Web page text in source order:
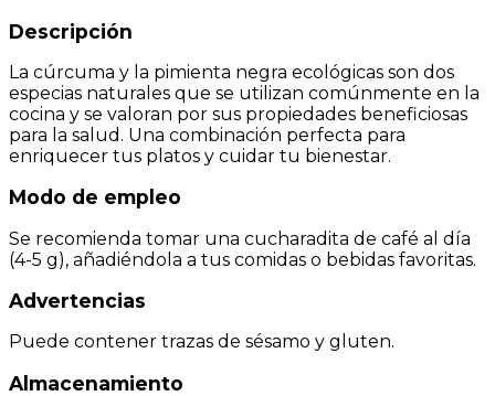
Descripción
La cúrcuma y la pimienta negra ecológicas son dos
especias naturales que se utilizan comúnmente en la
cocina y se valoran por sus propiedades beneficiosas
para la salud. Una combinación perfecta para
enriquecer tus platos y cuidar tu bienestar.
Modo de empleo
Se recomienda tomar una cucharadita de café al día
(4-5 g), añadiéndola a tus comidas o bebidas favoritas.
Advertencias
Puede contener trazas de sésamo y gluten.
Almacenamiento